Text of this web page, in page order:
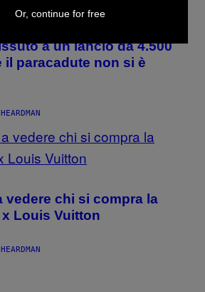
a un lancio da 4.500
il paracadute non si è
vedere chi si compra la
Louis Vuitton
Or, continue for free